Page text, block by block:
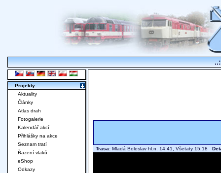
Trasa: Mladá Boleslav hl.n. 14.41, Všetaty 15.18
:. Projekty
Aktuality
Články
Atlas drah
Fotogalerie
Kalendář akcí
Přihlášky na akce
Seznam tratí
Řazení vlaků
eShop
Odkazy